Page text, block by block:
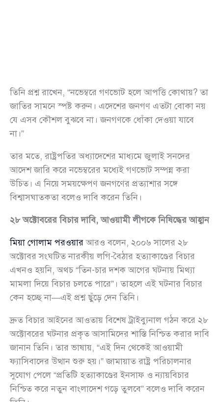
তিনি প্রশ্ন রাখেন, “নভেম্বরে গণভোট হলে আপত্তি কোথায়? তা
জাতির সামনে স্পষ্ট করুন। এদেশের জনগণ এতটা বোকা নয়
যে এসব কৌশল বুঝবে না। জনগণকে ধোঁকা দেওয়া যাবে
না।”
তার মতে, রাষ্ট্রপতির অধ্যাদেশের মাধ্যমে জুলাই সনদের
আদেশ জারি করে নভেম্বরের মধ্যেই গণভোট সম্পন্ন করা
উচিত। এ নিয়ে সময়ক্ষেপণ জনগণের প্রত্যাশার সঙ্গে
বিশ্বাসঘাতকতা বলেও দাবি করেন তিনি।
২৮ অক্টোবরের বিচার দাবি, আওয়ামী লীগকে নিষিদ্ধের আহ্বান
মিয়া গোলাম পরওয়ারআরও বলেন, ২০০৬ সালের ২৮
অক্টোবর সংঘটিত নারকীয় লগি-বৈঠার হত্যাকাণ্ডের বিচার
এখনও হয়নি, অথচ “তিন-চার দশক আগের ঘটনায় মিথ্যা
মামলা দিয়ে বিচার চলতে পারে”। তাহলে এই ঘটনার বিচার
কেন হচ্ছে না—এই প্রশ্ন ছুঁড়ে দেন তিনি।
দ্রুত বিচার আইনের আওতায় বিশেষ ট্রাইব্যুনাল গঠন করে ২৮
অক্টোবরের ঘটনার প্রকৃত আসামিদের শাস্তি নিশ্চিত করার দাবি
জানান তিনি। তার ভাষায়, “এই দিন থেকেই আওয়ামী
ফ্যাসিবাদের উত্থান শুরু হয়।” জামায়াত রাষ্ট্র পরিচালনার
সুযোগ পেলে “প্রতিটি হত্যাকাণ্ডের ইনসাফ ও ন্যায়বিচার
নিশ্চিত করে নতুন বাংলাদেশ গড়ে তুলবে” বলেও দাবি করেন